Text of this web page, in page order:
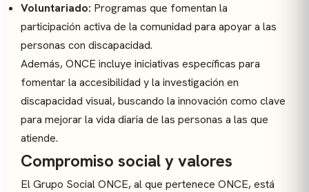
Voluntariado: Programas que fomentan la
participación activa de la comunidad para apoyar a las
personas con discapacidad.
Además, ONCE incluye iniciativas específicas para
fomentar la accesibilidad y la investigación en
discapacidad visual, buscando la innovación como clave
para mejorar la vida diaria de las personas a las que
atiende.
Compromiso social y valores
El Grupo Social ONCE, al que pertenece ONCE, está